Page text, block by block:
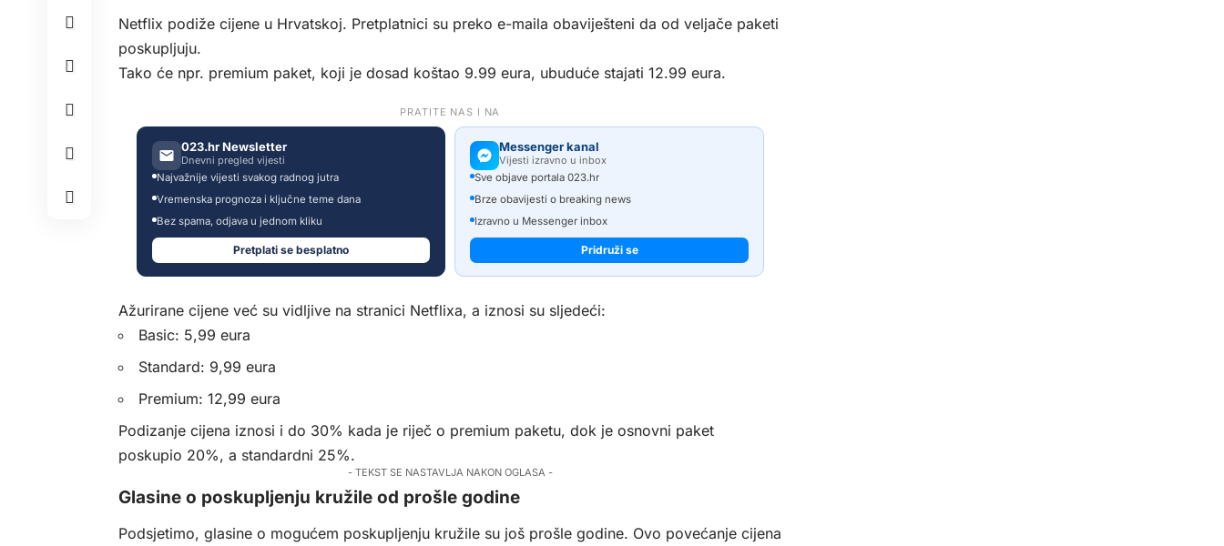
Netflix podiže cijene u Hrvatskoj. Pretplatnici su preko e-maila obaviješteni da od veljače paketi
poskupljuju.
Tako će npr. premium paket, koji je dosad koštao 9.99 eura, ubuduće stajati 12.99 eura.
PRATITE NAS I NA
023.hr Newsletter
Dnevni pregled vijesti
Najvažnije vijesti svakog radnog jutra
Vremenska prognoza i ključne teme dana
Bez spama, odjava u jednom kliku
Pretplati se besplatno
Messenger kanal
Vijesti izravno u inbox
Sve objave portala 023.hr
Brze obavijesti o breaking news
Izravno u Messenger inbox
Pridruži se
Ažurirane cijene već su vidljive na stranici Netflixa, a iznosi su sljedeći:
Basic: 5,99 eura
Standard: 9,99 eura
Premium: 12,99 eura
Podizanje cijena iznosi i do 30% kada je riječ o premium paketu, dok je osnovni paket
poskupio 20%, a standardni 25%.
- TEKST SE NASTAVLJA NAKON OGLASA -
Glasine o poskupljenju kružile od prošle godine
Podsjetimo, glasine o mogućem poskupljenju kružile su još prošle godine. Ovo povećanje cijena